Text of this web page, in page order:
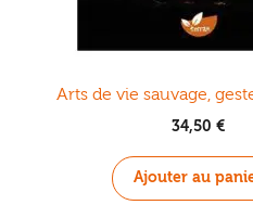
Arts de vie sauvage,
34,50 €
Ajouter au